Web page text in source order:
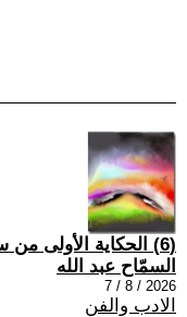
(6) الحكاية الأولى من سيرتي الذاتية، 23
السمّاح عبد الله
2026 / 8 / 7
الادب والفن